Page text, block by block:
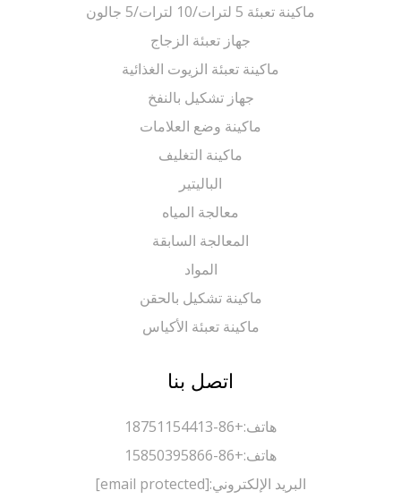
ماكينة تعبئة 5 لترات/10 لترات/5 جالون
جهاز تعبئة الزجاج
ماكينة تعبئة الزيوت الغذائية
جهاز تشكيل بالنفخ
ماكينة وضع العلامات
ماكينة التغليف
الباليتير
معالجة المياه
المعالجة السابقة
ماكينة تشكيل بالحقن
ماكينة تعبئة الأكياس
اتصل بنا
+86-18751154413
+86-15850395866
البريد الإلكتروني:[email protected]